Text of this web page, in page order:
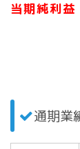
当期純利
通期業